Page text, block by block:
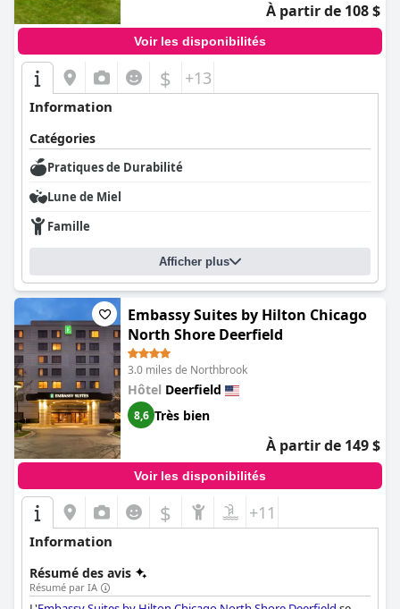
À partir de 108 $
Voir les disponibilités
$ +13
Information
Catégories
Pratiques de Durabilité
Lune de Miel
Famille
Afficher plus
Embassy Suites by Hilton Chicago
North Shore Deerfield
3.0 miles de Northbrook
Hôtel Deerfield
8,6 Très bien
À partir de 149 $
Voir les disponibilités
$ +11
Information
Résumé des avis
Résumé par IA